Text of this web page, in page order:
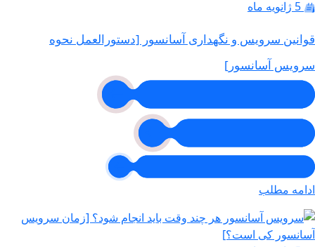
قوانین سرویس و نگهداری آسانسور [دستورالعمل نحوه
سرویس آسانسور]
ادامه مطلب